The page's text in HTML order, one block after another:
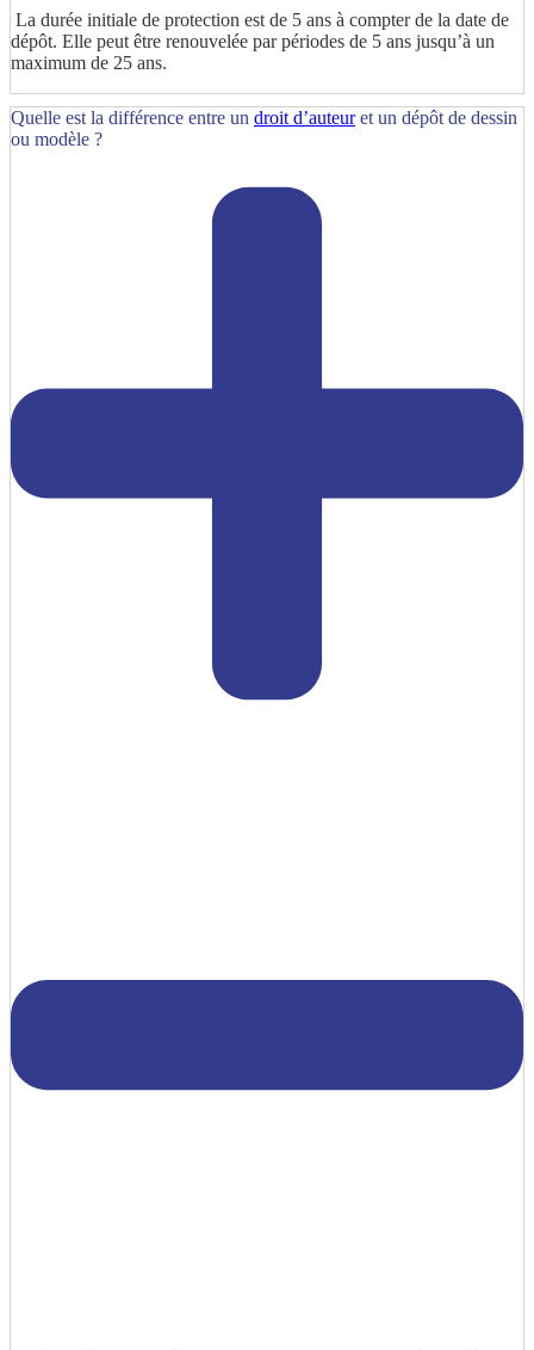
La durée initiale de protection est de 5 ans à compter de la date de
dépôt. Elle peut être renouvelée par périodes de 5 ans jusqu’à un
maximum de 25 ans.
Quelle est la différence entre un droit d’auteuret un dépôt de dessin
ou modèle ?